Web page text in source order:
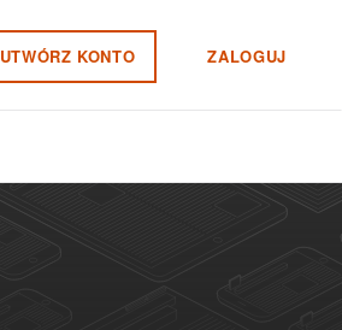
UTWÓRZ KONTO ZALOGUJ